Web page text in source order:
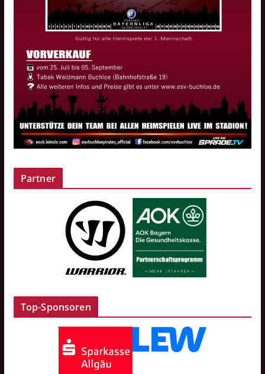
Partner
Top-Sponsoren